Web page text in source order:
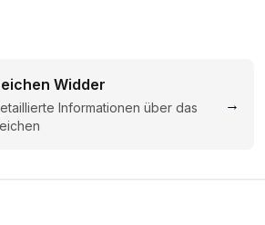
Widder
Informationen über das
→